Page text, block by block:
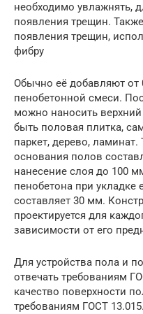
необходимо увлажнять,
появления трещин.
появления трещин,
фибру
Обычно её добавляют от
пенобетонной смеси.
можно наносить
быть половая плитка,
паркет, дерево,
основания полов
нанесение слоя до 100
пенобетона при укладке
составляет 30 мм.
проектируется для
зависимости от его
Для устройства пола и
отвечать требованиям
качество поверхности
требованиям ГОСТ